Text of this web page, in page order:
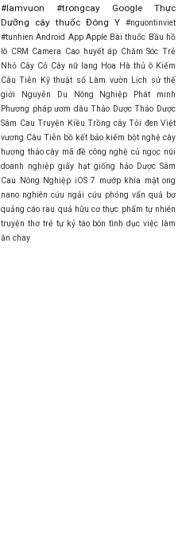
#lamvuon #trongcay Google
Thực
Dưỡng
cây thuốc Đông Y #nguontinviet
#tunhien Android App Apple Bài thuốc Bầu hồ
lô CRM Camera Cao huyết áp Chăm Sóc Trẻ
Nhỏ Cây Cỏ Cây nữ lang Hoa Hà thủ ô Kiếm
Câu Tiễn Kỹ thuật số Làm vườn Lịch sử thế
giới
Nguyễn Du Nông Nghiệp
Phát minh
Phương pháp ươm dâu Thảo Dược Thảo Dược
Sâm Cau Truyện Kiều Trồng cây Tỏi đen Việt
vương Câu Tiễn bồ kết bảo kiếm bột nghệ cây
hương thảo cây mã đề công nghệ củ ngọc núi
doanh nghiệp giấy hạt giống hảo Dược Sâm
Cau Nông Nghiệp iOS 7 mướp khía mật ong
nano nghiên cứu ngải cứu phỏng vấn quả bơ
quảng cáo rau quả hữu cơ thực phẩm tự nhiên
truyện thơ trẻ tự kỷ táo bón tình dục việc làm
ăn chay